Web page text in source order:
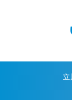
立